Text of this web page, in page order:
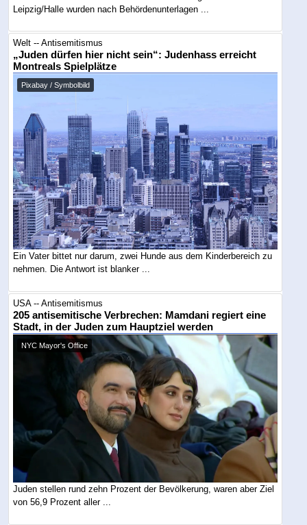
Leipzig/Halle wurden nach Behördenunterlagen ...
Welt -- Antisemitismus
„Juden dürfen hier nicht sein“: Judenhass erreicht
Montreals Spielplätze
Pixabay / Symbolbild
Ein Vater bittet nur darum, zwei Hunde aus dem Kinderbereich zu
nehmen. Die Antwort ist blanker ...
USA -- Antisemitismus
205 antisemitische Verbrechen: Mamdani regiert eine
Stadt, in der Juden zum Hauptziel werden
NYC Mayor's Office
Juden stellen rund zehn Prozent der Bevölkerung, waren aber Ziel
von 56,9 Prozent aller ...